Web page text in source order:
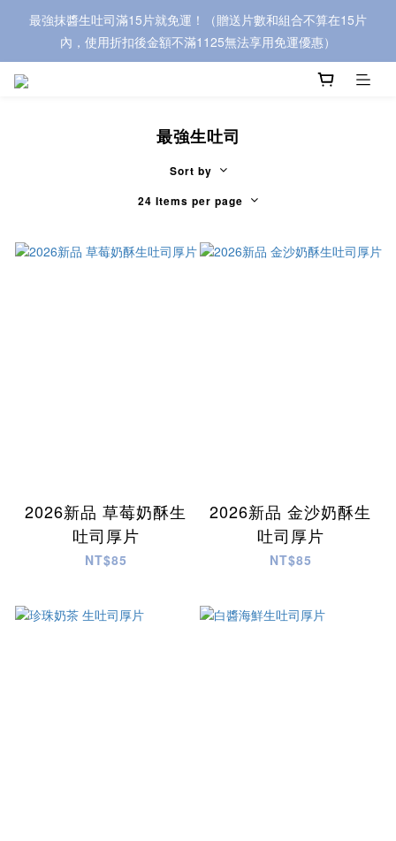
最強抹醬生吐司滿15片就免運！（贈送片數和組合不算在15片
內，使用折扣後金額不滿1125無法享用免運優惠）
最強生吐司
Sort by
24 Items per page
2026新品 草莓奶酥生
吐司厚片
NT$85
2026新品 金沙奶酥生
吐司厚片
NT$85